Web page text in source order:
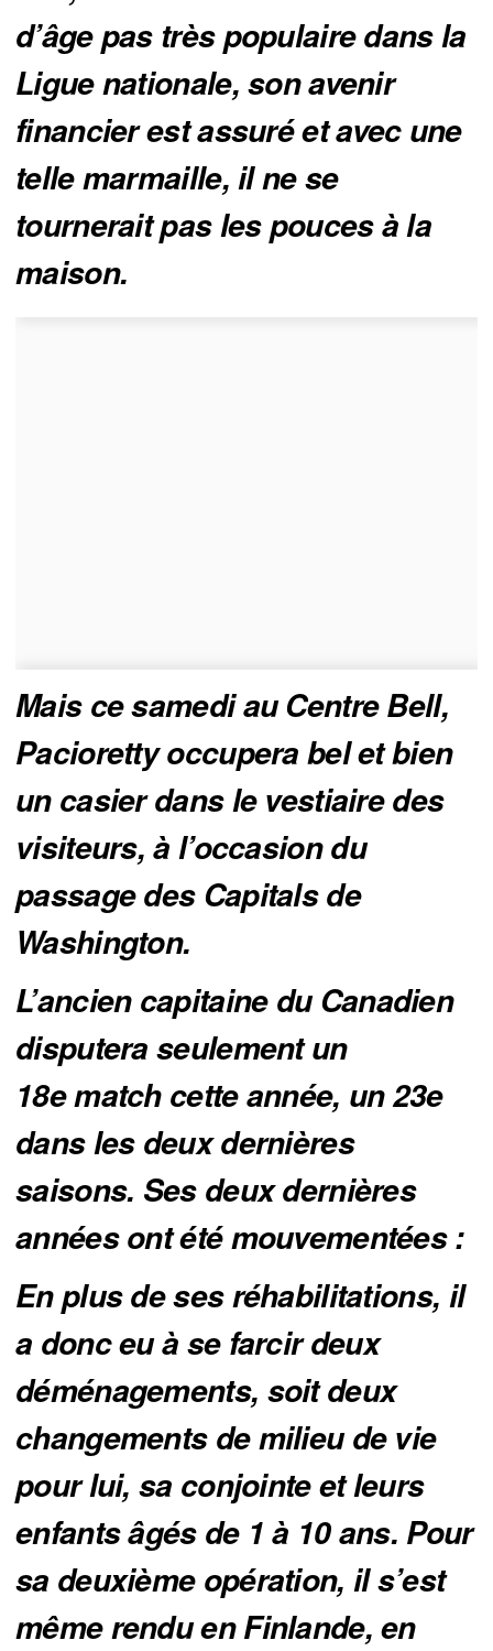
d’âge pas très populaire dans la
Ligue nationale, son avenir
financier est assuré et avec une
telle marmaille, il ne se
tournerait pas les pouces à la
maison.
Mais ce samedi au Centre Bell,
Pacioretty occupera bel et bien
un casier dans le vestiaire des
visiteurs, à l’occasion du
passage des Capitals de
Washington.
L’ancien capitaine du Canadien
disputera seulement un
18e match cette année, un 23e
dans les deux dernières
saisons. Ses deux dernières
années ont été mouvementées :
En plus de ses réhabilitations, il
a donc eu à se farcir deux
déménagements, soit deux
changements de milieu de vie
pour lui, sa conjointe et leurs
enfants âgés de 1 à 10 ans. Pour
sa deuxième opération, il s’est
même rendu en Finlande, en